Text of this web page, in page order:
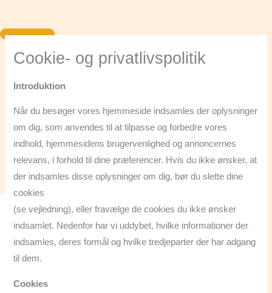
indholdet
Om
Catering
Job
Kontakt
Firmabestilling
Kontakt
Cookie- og privatlivspolitik
Introduktion
Når du besøger vores hjemmeside indsamles der oplysninger
om dig, som anvendes til at tilpasse og forbedre vores
indhold, hjemmesidens brugervenlighed og annoncernes
relevans, i forhold til dine præferencer. Hvis du ikke ønsker, at
der indsamles disse oplysninger om dig, bør du slette dine
cookies
(se vejledning), eller fravælge de cookies du ikke ønsker
indsamlet. Nedenfor har vi uddybet, hvilke informationer der
indsamles, deres formål og hvilke tredjeparter der har adgang
til dem.
Cookies